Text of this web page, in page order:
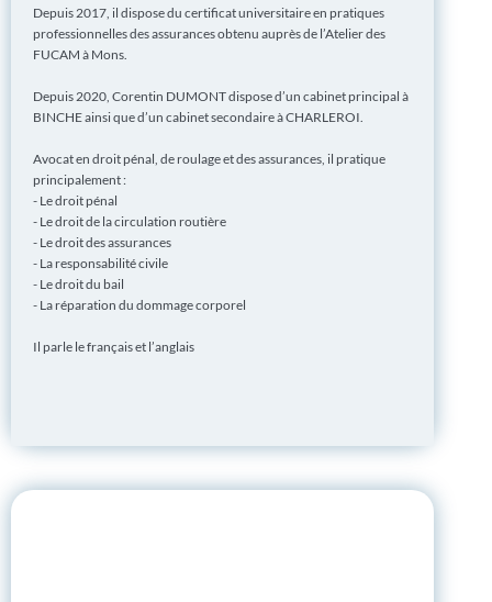
Depuis 2017, il dispose du certificat universitaire en pratiques
professionnelles des assurances obtenu auprès de l’Atelier des
FUCAM à Mons.
Depuis 2020, Corentin DUMONT dispose d’un cabinet principal à
BINCHE ainsi que d’un cabinet secondaire à CHARLEROI.
Avocat en droit pénal, de roulage et des assurances, il pratique
principalement :
- Le droit pénal
- Le droit de la circulation routière
- Le droit des assurances
- La responsabilité civile
- Le droit du bail
- La réparation du dommage corporel
Il parle le français et l’anglais